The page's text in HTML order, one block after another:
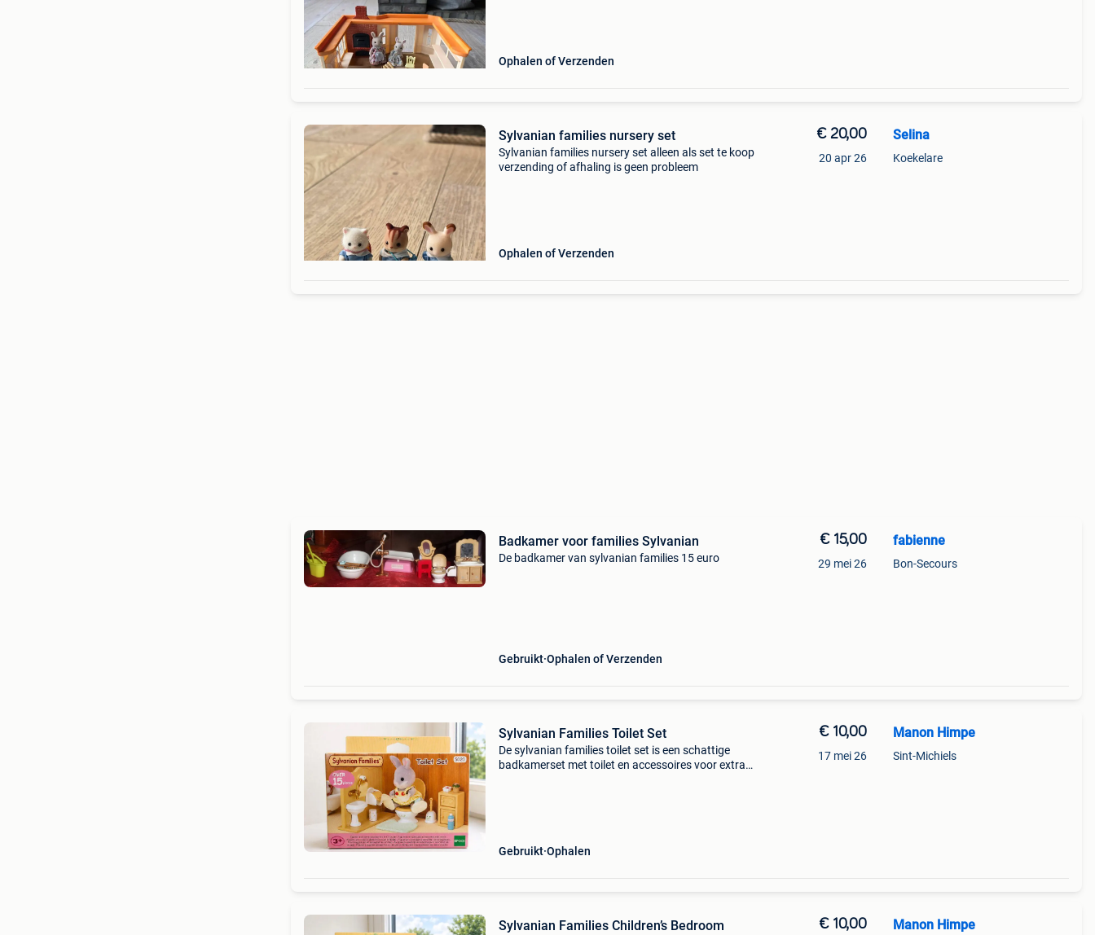
Ophalen of Verzenden
Sylvanian families nursery set
Sylvanian families nursery set alleen als set te koop
verzending of afhaling is geen probleem
Ophalen of Verzenden
€ 20,00
20 apr 26
Selina
Koekelare
Badkamer voor families Sylvanian
De badkamer van sylvanian families 15 euro
Gebruikt Ophalen of Verzenden
€ 15,00
29 mei 26
fabienne
Bon-Secours
Sylvanian Families Toilet Set
De sylvanian families toilet set is een schattige
badkamerset met toilet en accessoires voor extra
Gebruikt Ophalen
€ 10,00
17 mei 26
Manon Himpe
Sint-Michiels
Sylvanian Families Children’s Bedroom
€ 10,00 Manon Himpe